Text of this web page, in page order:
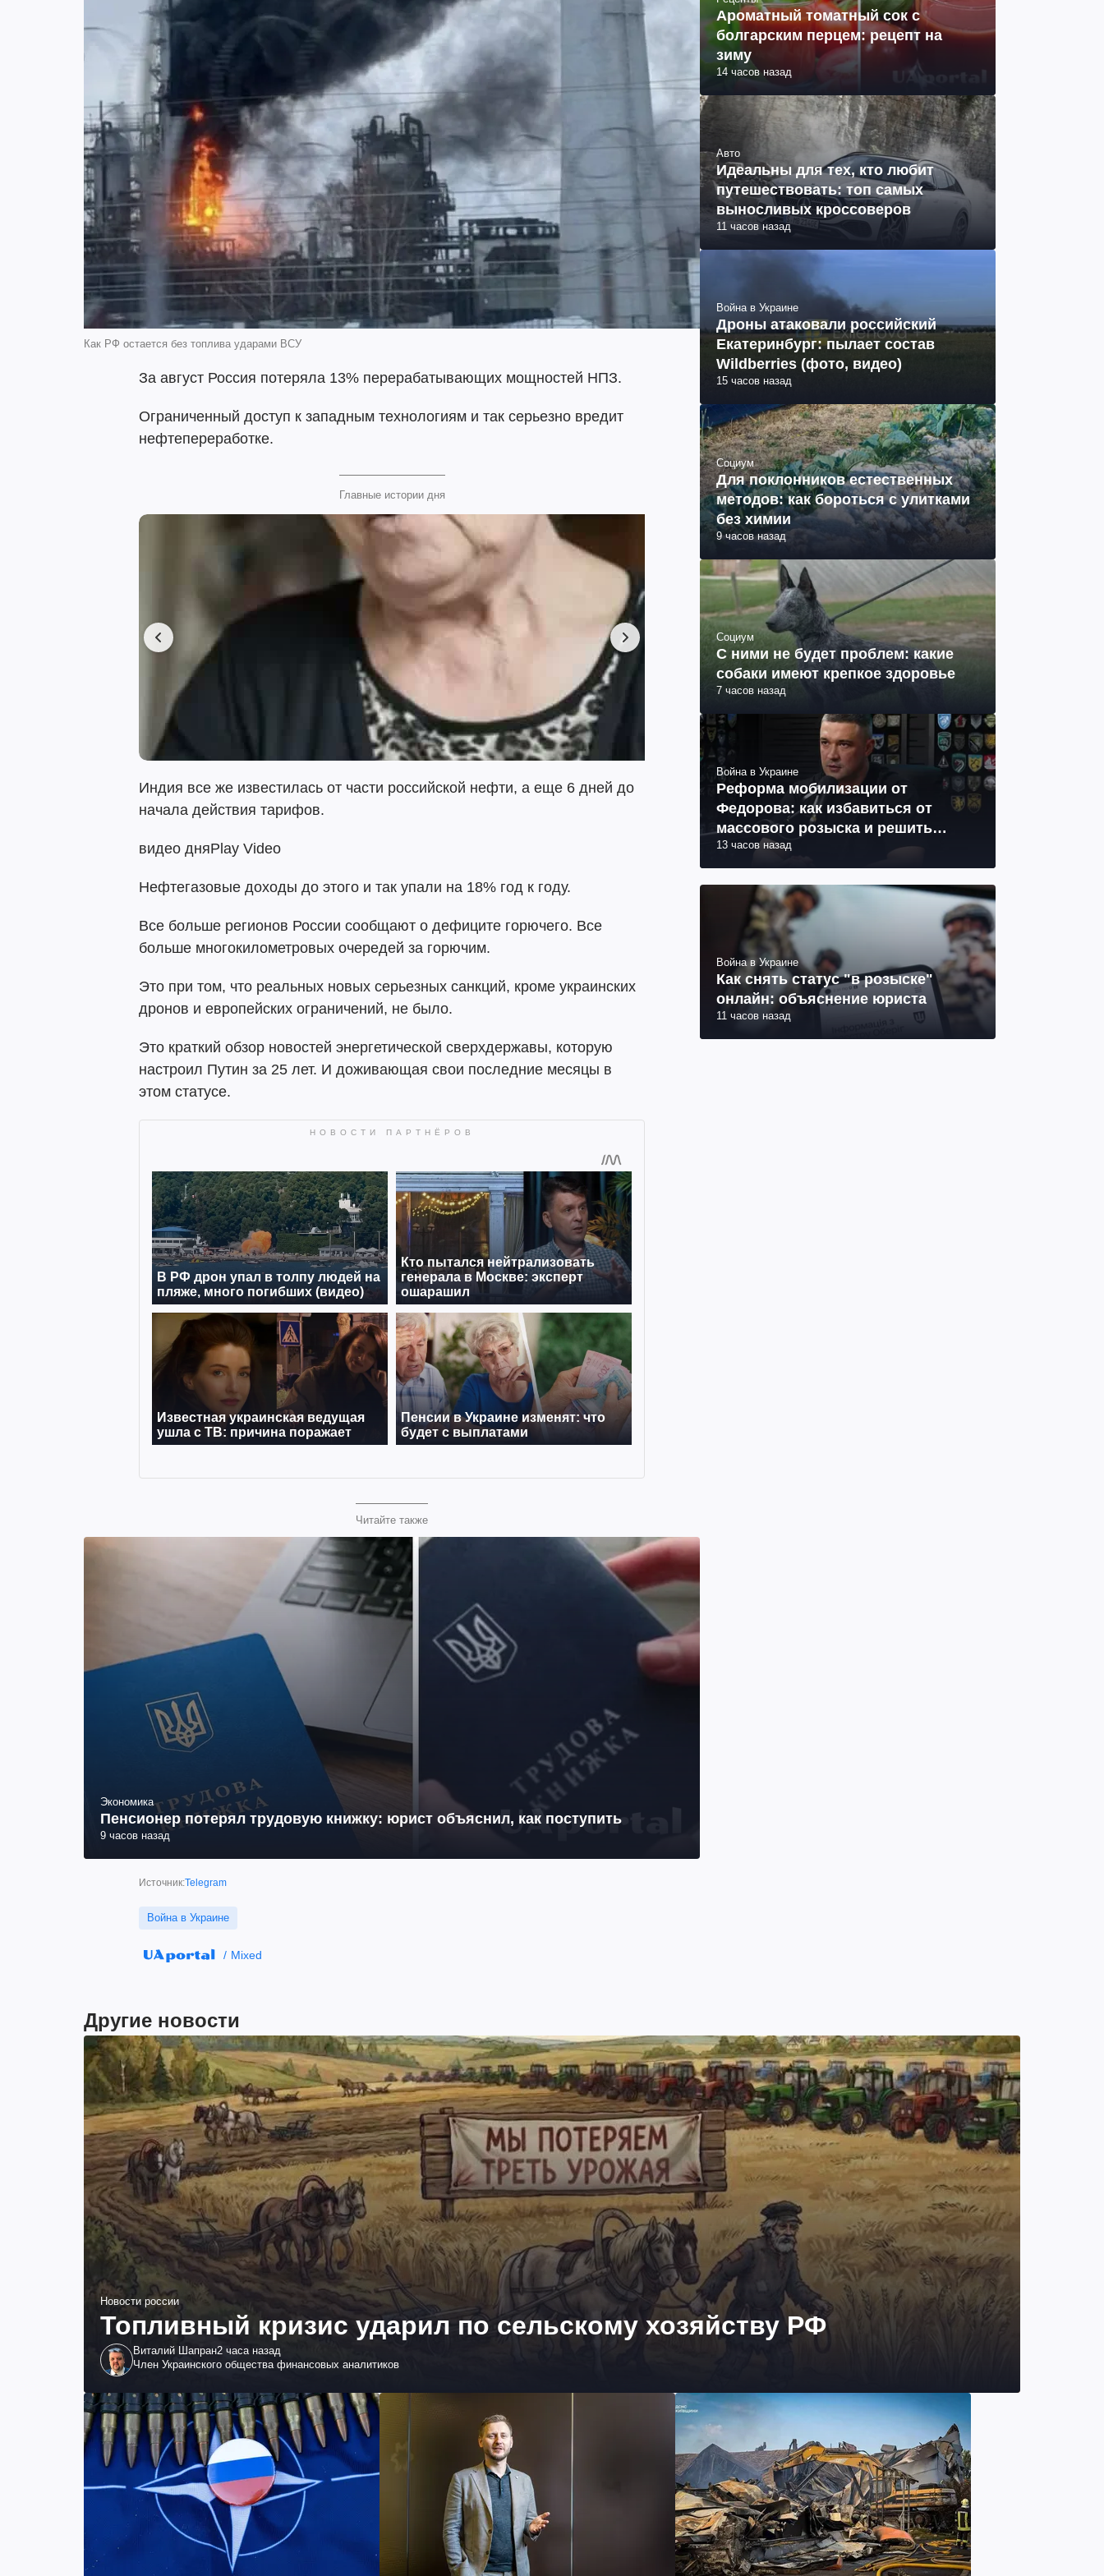
Как РФ остается без топлива ударами ВСУ
За август Россия потеряла 13% перерабатывающих мощностей НПЗ.
Ограниченный доступ к западным технологиям и так серьезно вредит
нефтепереработке.
Главные истории дня
Индия все же известилась от части российской нефти, а еще 6 дней до
начала действия тарифов.
видео дняPlay Video
Нефтегазовые доходы до этого и так упали на 18% год к году.
Все больше регионов России сообщают о дефиците горючего. Все
больше многокилометровых очередей за горючим.
Это при том, что реальных новых серьезных санкций, кроме украинских
дронов и европейских ограничений, не было.
Это краткий обзор новостей энергетической сверхдержавы, которую
настроил Путин за 25 лет. И доживающая свои последние месяцы в
этом статусе.
Читайте также
Экономика
Пенсионер потерял трудовую книжку: юрист объяснил, как поступить
9 часов назад
Источник:Telegram
Война в Украине
Mixed
Ароматный томатный сок с
болгарским перцем: рецепт на
зиму
14 часов назад
Авто
Идеальны для тех, кто любит
путешествовать: топ самых
выносливых кроссоверов
11 часов назад
Война в Украине
Дроны атаковали российский
Екатеринбург: пылает состав
Wildberries (фото, видео)
15 часов назад
Социум
Для поклонников естественных
методов: как бороться с улитками
без химии
9 часов назад
Социум
С ними не будет проблем: какие
собаки имеют крепкое здоровье
7 часов назад
Война в Украине
Реформа мобилизации от
Федорова: как избавиться от
массового розыска и решить
проблему СОЧ
13 часов назад
Война в Украине
Как снять статус "в розыске"
онлайн: объяснение юриста
11 часов назад
Другие новости
Новости россии
Топливный кризис ударил по сельскому хозяйству РФ
Виталий Шапран2 часа назад
Член Украинского общества финансовых аналитиков